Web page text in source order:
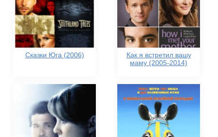
Сказки Юга (2006)
Как я встретил вашу
маму (2005-2014)